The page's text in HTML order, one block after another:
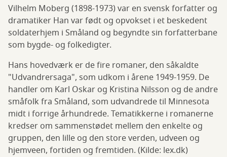
Vilhelm Moberg (1898-1973) var en svensk forfatter og
dramatiker Han var født og opvokset i et beskedent
soldaterhjem i Småland og begyndte sin forfatterbane
som bygde- og folkedigter.
Hans hovedværk er de fire romaner, den såkaldte
"Udvandrersaga", som udkom i årene 1949-1959. De
handler om Karl Oskar og Kristina Nilsson og de andre
småfolk fra Småland, som udvandrede til Minnesota
midt i forrige århundrede. Tematikkerne i romanerne
kredser om sammenstødet mellem den enkelte og
gruppen, den lille og den store verden, udveen og
hjemveen, fortiden og fremtiden. (Kilde: lex.dk)